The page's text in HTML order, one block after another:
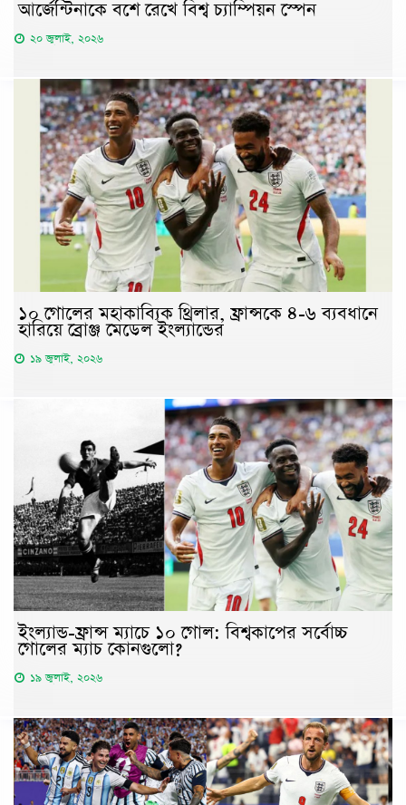
আর্জেন্টিনাকে বশে রেখে বিশ্ব চ্যাম্পিয়ন স্পেন
২০ জুলাই, ২০২৬
১০ গোলের মহাকাব্যিক থ্রিলার, ফ্রান্সকে ৪-৬ ব্যবধানে
হারিয়ে ব্রোঞ্জ মেডেল ইংল্যান্ডের
১৯ জুলাই, ২০২৬
ইংল্যান্ড-ফ্রান্স ম্যাচে ১০ গোল: বিশ্বকাপের সর্বোচ্চ
গোলের ম্যাচ কোনগুলো?
১৯ জুলাই, ২০২৬